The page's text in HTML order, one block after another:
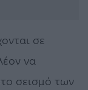
σε
να
σεισμό των